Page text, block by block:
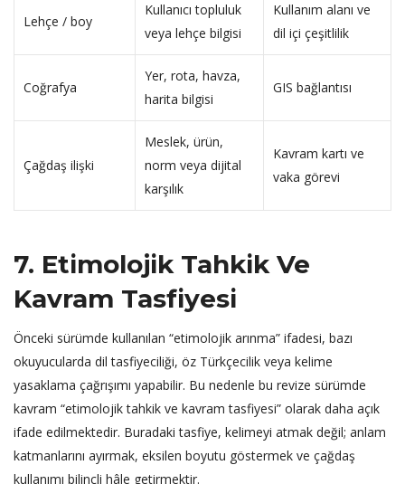
Lehçe / boy
Kullanıcı topluluk
veya lehçe bilgisi
Kullanım alanı ve
dil içi çeşitlilik
Coğrafya
Yer, rota, havza,
harita bilgisi
GIS bağlantısı
Çağdaş ilişki
Meslek, ürün,
norm veya dijital
karşılık
Kavram kartı ve
vaka görevi
7. Etimolojik Tahkik Ve
Kavram Tasfiyesi
Önceki sürümde kullanılan “etimolojik arınma” ifadesi, bazı
okuyucularda dil tasfiyeciliği, öz Türkçecilik veya kelime
yasaklama çağrışımı yapabilir. Bu nedenle bu revize sürümde
kavram “etimolojik tahkik ve kavram tasfiyesi” olarak daha açık
ifade edilmektedir. Buradaki tasfiye, kelimeyi atmak değil; anlam
katmanlarını ayırmak, eksilen boyutu göstermek ve çağdaş
kullanımı bilinçli hâle getirmektir.